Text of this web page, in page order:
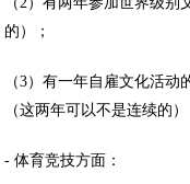
的）；
（3）有一年自雇文化活
（这两年可以不是连续的）
- 体育竞技方面：